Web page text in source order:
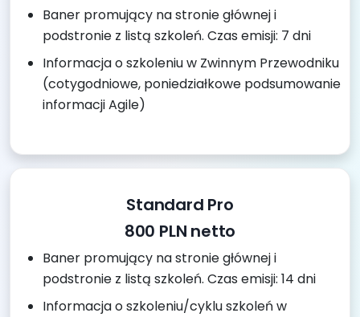
Baner promujący na stronie głównej i
podstronie z listą szkoleń. Czas emisji: 7 dni
Informacja o szkoleniu w Zwinnym Przewodniku
(cotygodniowe, poniedziałkowe podsumowanie
informacji Agile)
Standard Pro
800 PLN netto
Baner promujący na stronie głównej i
podstronie z listą szkoleń. Czas emisji: 14 dni
Informacja o szkoleniu/cyklu szkoleń w